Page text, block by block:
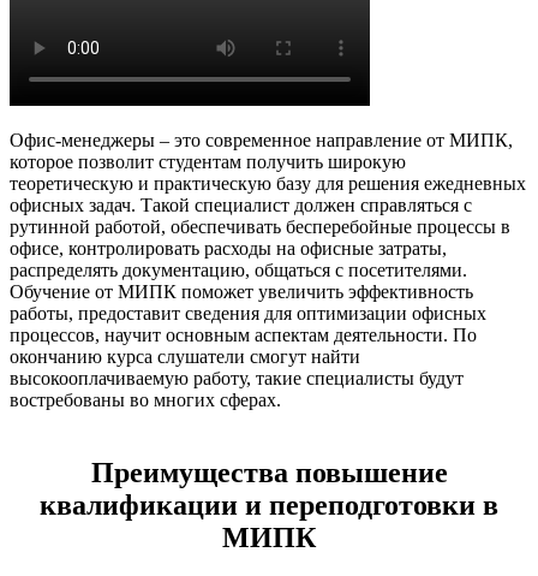
Офис-менеджеры – это современное направление от МИПК,
которое позволит студентам получить широкую
теоретическую и практическую базу для решения ежедневных
офисных задач. Такой специалист должен справляться с
рутинной работой, обеспечивать бесперебойные процессы в
офисе, контролировать расходы на офисные затраты,
распределять документацию, общаться с посетителями.
Обучение от МИПК поможет увеличить эффективность
работы, предоставит сведения для оптимизации офисных
процессов, научит основным аспектам деятельности. По
окончанию курса слушатели смогут найти
высокооплачиваемую работу, такие специалисты будут
востребованы во многих сферах.
Преимущества повышение
квалификации и переподготовки в
МИПК